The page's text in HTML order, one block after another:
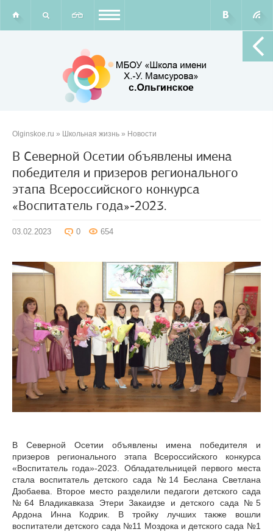
Olginskoe.ru » Школьная жизнь » Новости
В Северной Осетии объявлены имена
победителя и призеров регионального
этапа Всероссийского конкурса
«Воспитатель года»-2023.
03.02.2023 0 654
В Северной Осетии объявлены имена победителя и
призеров регионального этапа Всероссийского конкурса
«Воспитатель года»-2023. Обладательницей первого места
стала воспитатель детского сада №14 Беслана Светлана
Дзобаева. Второе место разделили педагоги детского сада
№64 Владикавказа Этери Закаидзе и детского сада №5
Ардона Инна Кодрик. В тройку лучших также вошли
воспитатели детского сада №11 Моздока и детского сада №1